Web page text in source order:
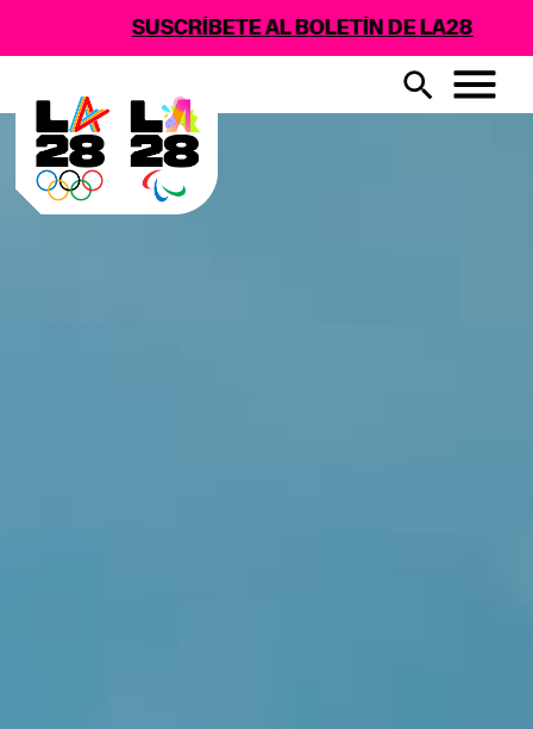
SUSCRÍBETE AL BOLETÍN DE LA28